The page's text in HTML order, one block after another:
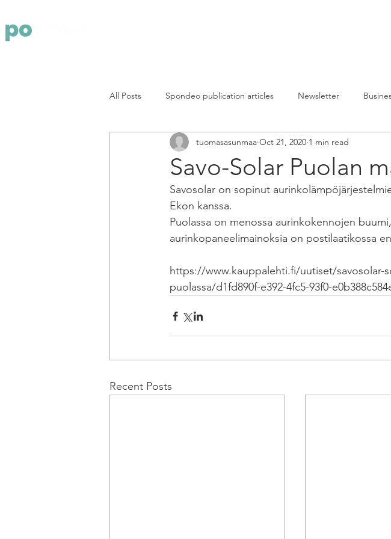
All Posts Spondeo publication articles Newsletter
Savo-Solar Puolan
tuomasasunmaa Oct 21, 2020 1 min read
Savosolar on sopinut
Ekon kanssa.
Puolassa on menossa aurinkokennojen
aurinkopaneelimainoksia on postilaatikossa
https://www.kauppalehti.fi/uutiset/savosolar-
puolassa/d1fd890f-e392-4fc5-93f0-
Recent Posts